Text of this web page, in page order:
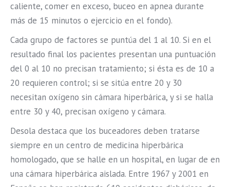
caliente, comer en exceso, buceo en apnea durante
más de 15 minutos o ejercicio en el fondo).
Cada grupo de factores se puntúa del 1 al 10. Si en el
resultado final los pacientes presentan una puntuación
del 0 al 10 no precisan tratamiento; si ésta es de 10 a
20 requieren control; si se sitúa entre 20 y 30
necesitan oxígeno sin cámara hiperbárica, y si se halla
entre 30 y 40, precisan oxígeno y cámara.
Desola destaca que los buceadores deben tratarse
siempre en un centro de medicina hiperbárica
homologado, que se halle en un hospital, en lugar de en
una cámara hiperbárica aislada. Entre 1967 y 2001 en